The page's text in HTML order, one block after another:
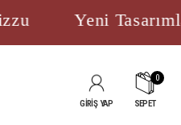
Yeni Tasarımlar
SEPET
0
GİRİŞ YAP